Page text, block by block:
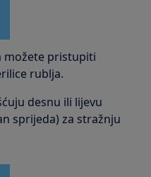
možete pristupiti
rublja.
desnu ili lijevu
sprijeda) za stražnju